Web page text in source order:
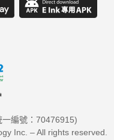
編號：70476915)
Inc. – All rights reserved.